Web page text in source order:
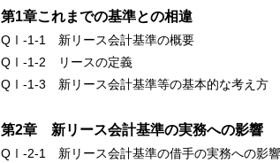
第1章これまでの基準との相違
QⅠ-1-1 新リース会計基準の概要
QⅠ-1-2 リースの定義
QⅠ-1-3 新リース会計基準等の基本的な考え方
第2章 新リース会計基準の実務への影響
QⅠ-2-1 新リース会計基準の借手の実務への影響